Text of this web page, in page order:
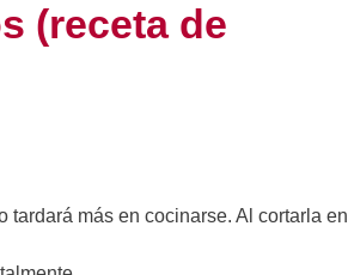
(receta de
más en cocinarse. Al cortarla en